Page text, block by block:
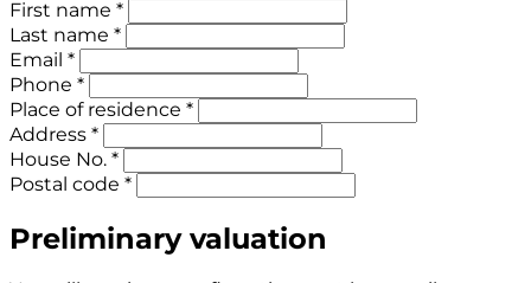
First name *
Last name *
Email *
Phone *
Place of residence *
Address *
House No. *
Postal code *
Preliminary valuation